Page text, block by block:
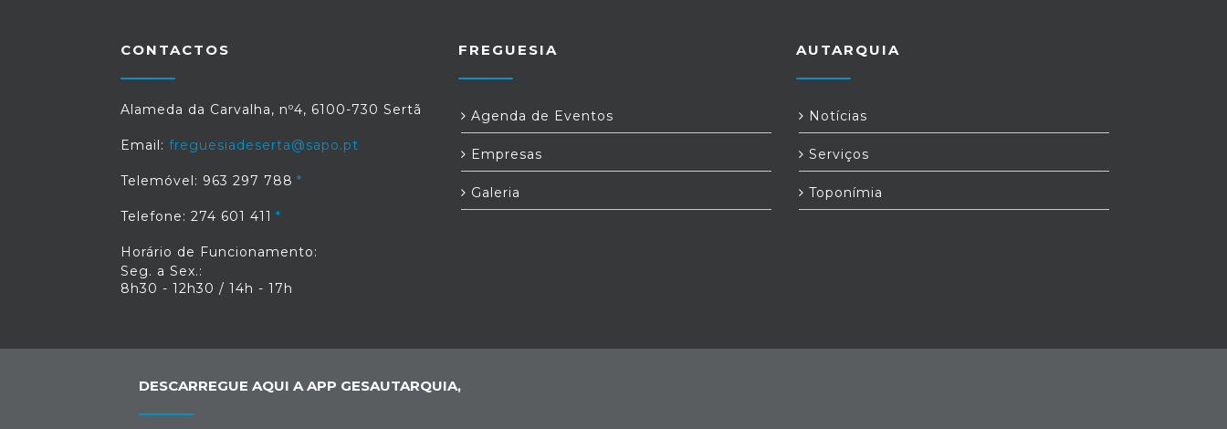
CONTACTOS
Alameda da Carvalha, nº4, 6100-730 Sertã
Email: freguesiadeserta@sapo.pt
Telemóvel: 963 297 788
Telefone: 274 601 411
Horário de Funcionamento:
Seg. a Sex.:
8h30 - 12h30 / 14h - 17h
FREGUESIA
Agenda de Eventos
Empresas
Galeria
AUTARQUIA
Notícias
Serviços
Toponímia
DESCARREGUE AQUI A APP GESAUTARQUIA,